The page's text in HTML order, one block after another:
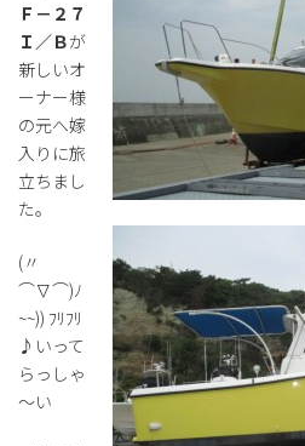
Ｆ－２７
Ｉ／Ｂが
新しいオ
ーナー様
の元へ嫁
入りに旅
立ちまし
た。
(〃
⌒∇⌒)ﾉ
~~)) ﾌﾘﾌﾘ
♪いって
らっしゃ
～い